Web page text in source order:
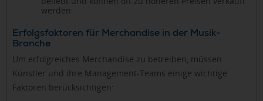
werden.
Erfolgsfaktoren für Merchandise in der Musik-
Branche
Um erfolgreiches Merchandise zu betreiben, müssen
Künstler und ihre Management-Teams einige wichtige
Faktoren berücksichtigen: